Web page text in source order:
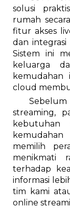
solusi
rumah
fitur akses
dan
Sistem ini
keluarga
kemudahan
cloud
streaming,
memilih
menikmati
terhadap
informasi
tim kami
online